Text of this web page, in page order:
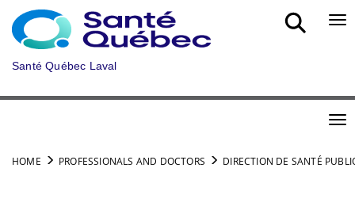
Skip to main content
Santé Québec Laval
HOME PROFESSIONALS AND DOCTORS DIRECTION DE SANTÉ